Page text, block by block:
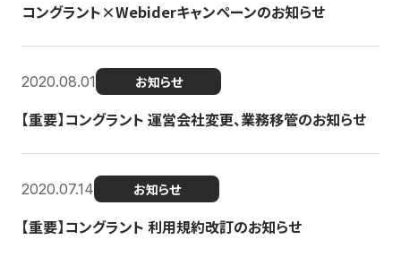
コングラント×Webiderキャンペーンのお知らせ
2020.08.01 お知らせ
【重要】コングラント 運営会社変更、業務移管のお知らせ
2020.07.14 お知らせ
【重要】コングラント 利用規約改訂のお知らせ